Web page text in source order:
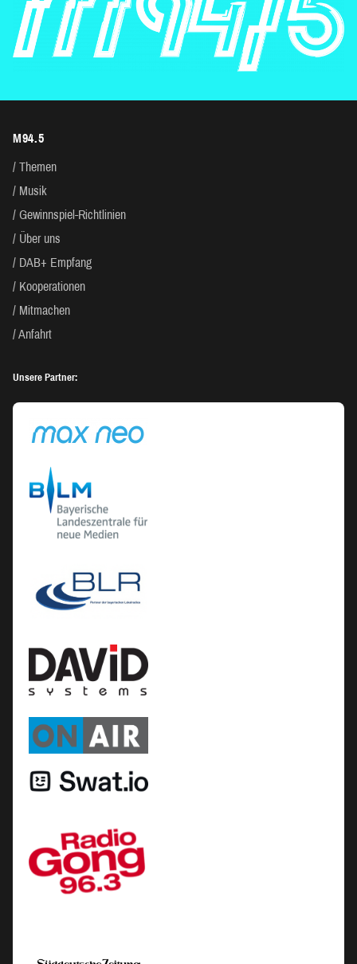
M94.5
Themen
Musik
Gewinnspiel-Richtlinien
Über uns
DAB+ Empfang
Kooperationen
Mitmachen
Anfahrt
Unsere Partner: